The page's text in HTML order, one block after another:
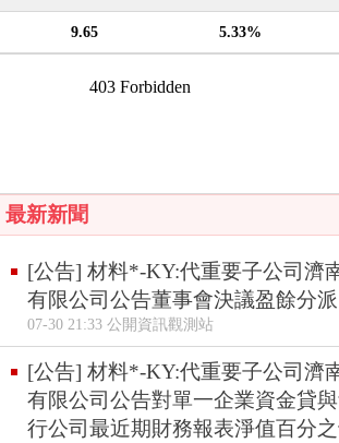
9.65 5.33%
最新新聞
[公告] 材料*-KY:代重要子公司濟
有限公司公告董事會決議盈餘分派
07-30 21:33 公開資訊觀測站
[公告] 材料*-KY:代重要子公司濟
有限公司公告對單一企業資金貸
行公司最近期財務報表淨值百分